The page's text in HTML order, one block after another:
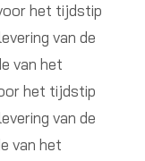
het tijdstip
van de
van het
het tijdstip
van de
van het